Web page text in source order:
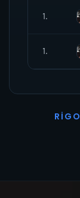
1.
1.
R I G O